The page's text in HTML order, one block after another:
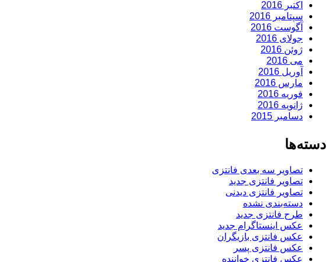
اکتبر 2016
سپتامبر 2016
آگوست 2016
جولای 2016
ژوئن 2016
می 2016
آوریل 2016
مارس 2016
فوریه 2016
ژانویه 2016
دسامبر 2015
دسته‌ها
تصاویر سه بعدی فانتزی
تصاویر فانتزی جدید
تصاویر فانتزی دیدنی
دسته‌بندی نشده
طرح فانتزی جدید
عکس اینستاگرام جدید
عکس فانتزی بازیگران
عکس فانتزی پسر
عکس فانتزی خواننده